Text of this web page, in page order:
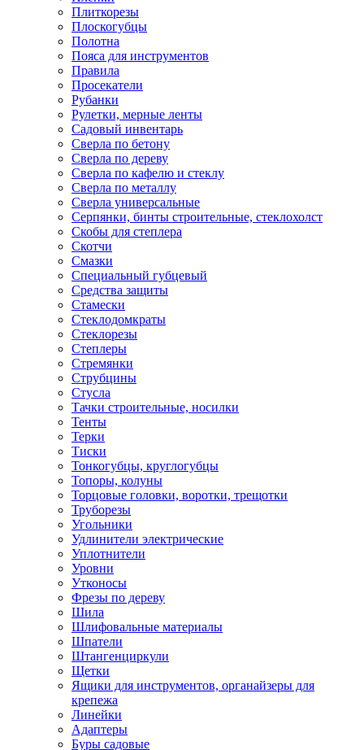
Плиткорезы
Плоскогубцы
Полотна
Пояса для инструментов
Правила
Просекатели
Рубанки
Рулетки, мерные ленты
Садовый инвентарь
Сверла по бетону
Сверла по дереву
Сверла по кафелю и стеклу
Сверла по металлу
Сверла универсальные
Серпянки, бинты строительные, стеклохолст
Скобы для степлера
Скотчи
Смазки
Специальный губцевый
Средства защиты
Стамески
Стеклодомкраты
Стеклорезы
Степлеры
Стремянки
Струбцины
Стусла
Тачки строительные, носилки
Тенты
Терки
Тиски
Тонкогубцы, круглогубцы
Топоры, колуны
Торцовые головки, воротки, трещотки
Труборезы
Угольники
Удлинители электрические
Уплотнители
Уровни
Утконосы
Фрезы по дереву
Шила
Шлифовальные материалы
Шпатели
Штангенциркули
Щетки
Ящики для инструментов, органайзеры для
крепежа
Линейки
Адаптеры
Буры садовые